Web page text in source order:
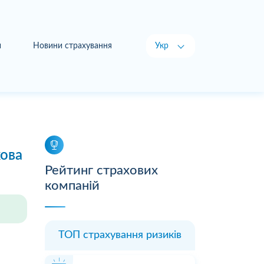
Новини страхування Укр
Рейтинг страхових
компаній
ТОП страхування ризиків